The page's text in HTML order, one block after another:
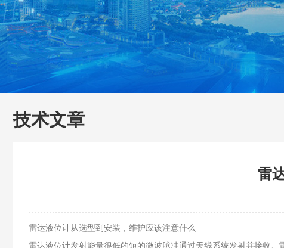
技术文章
雷
雷达液位计从选型到安装，维护应该注意什么
雷达液位计发射能量很低的短的微波脉冲通过天线系统发射并接收